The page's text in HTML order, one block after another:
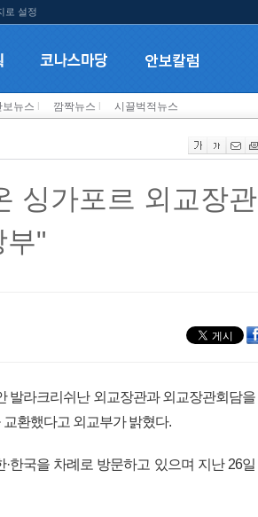
로 설정
보뉴스 깜짝뉴스 시끌벅적뉴스
싱가포르 외교장관
"
발라크리쉬난 외교장관과 외교장관회담을
환했다고 외교부가 밝혔다.
한국을 차례로 방문하고 있으며 지난 26일